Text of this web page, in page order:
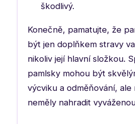
škodlivý.
Konečně, pamatujte, že
být jen doplňkem stravy
nikoliv její hlavní složkou.
pamlsky mohou být
výcviku a odměňování, ale
neměly nahradit